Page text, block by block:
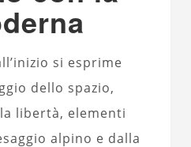
si esprime
dello spazio,
libertà, elementi
alpino e dalla